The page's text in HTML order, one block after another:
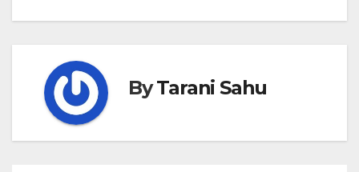
ByTarani Sahu